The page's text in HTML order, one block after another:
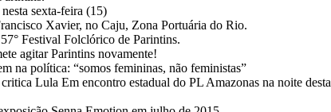
sexta-feira (15)
Xavier, no Caju, Zona Portuária do Rio.
Festival Folclórico de Parintins.
agitar Parintins novamente!
na política: “somos femininas, não feministas”
Lula Em encontro estadual do PL Amazonas na noite